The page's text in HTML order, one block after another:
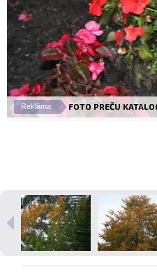
Izdrukas
Reklāma FOTO PREČU